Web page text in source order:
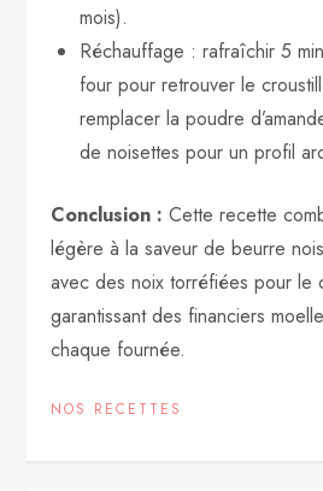
mois).
Réchauffage : rafraîchir 5
four pour retrouver le
remplacer la poudre
de noisettes pour un profil
Conclusion : Cette recette
légère à la saveur de beurre
avec des noix torréfiées pour le
garantissant des financiers
chaque fournée.
NOS RECETTES